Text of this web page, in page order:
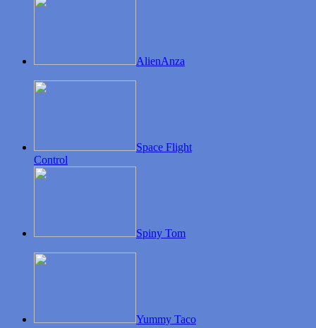
AlienAnza
Space Flight
Control
Spiny Tom
Yummy Taco